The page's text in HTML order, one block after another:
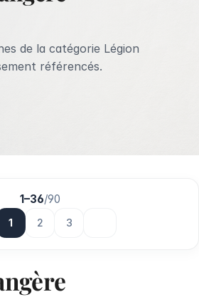
de la catégorie Légion
référencés.
1–36/90
1 2 3